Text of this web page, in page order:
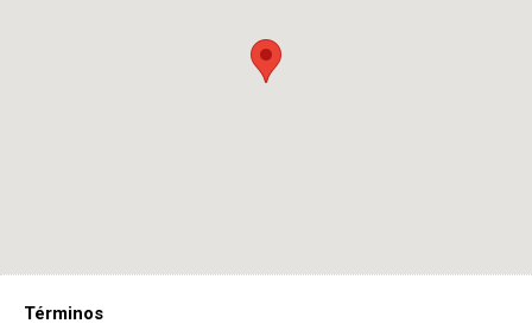
Términos